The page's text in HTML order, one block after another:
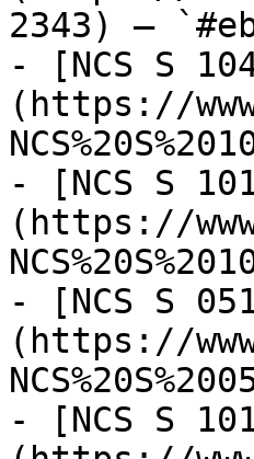
2343) —
- [NCS S
(https://
- [NCS S
(https://
- [NCS S
(https://
- [NCS S